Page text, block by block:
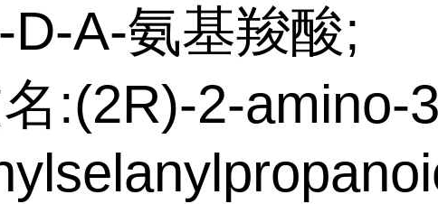
D-Α-氨基羧酸;
:(2R)-2-amino-